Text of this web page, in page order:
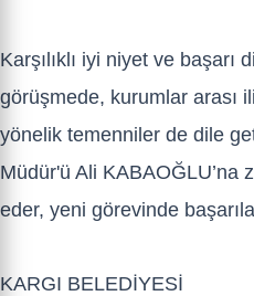
Karşılıklı iyi niyet ve başarı
görüşmede, kurumlar arası
yönelik temenniler de dile
Müdür'ü Ali KABAOĞLU’na
eder, yeni görevinde
KARGI BELEDİYESİ